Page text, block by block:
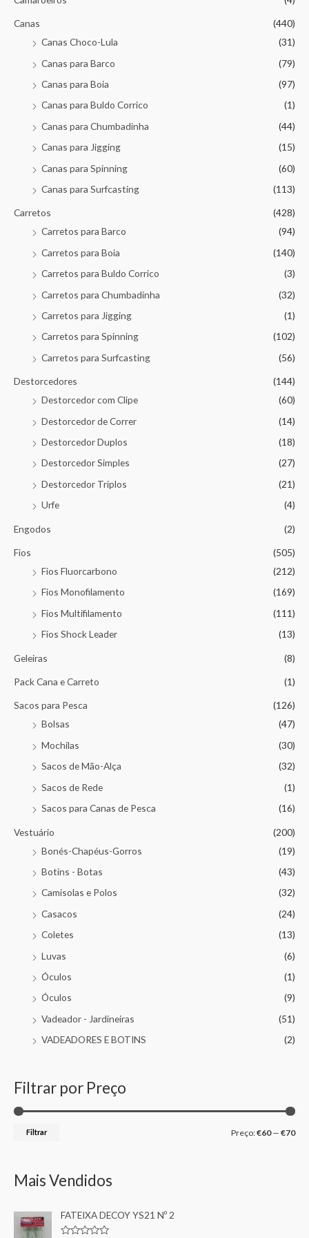
Canas
(440)
Canas Choco-Lula
(31)
Canas para Barco
(79)
Canas para Boia
(97)
Canas para Buldo Corrico
(1)
Canas para Chumbadinha
(44)
Canas para Jigging
(15)
Canas para Spinning
(60)
Canas para Surfcasting
(113)
Carretos
(428)
Carretos para Barco
(94)
Carretos para Boia
(140)
Carretos para Buldo Corrico
(3)
Carretos para Chumbadinha
(32)
Carretos para Jigging
(1)
Carretos para Spinning
(102)
Carretos para Surfcasting
(56)
Destorcedores
(144)
Destorcedor com Clipe
(60)
Destorcedor de Correr
(14)
Destorcedor Duplos
(18)
Destorcedor Simples
(27)
Destorcedor Triplos
(21)
Urfe
(4)
Engodos (2)
Fios
(505)
Fios Fluorcarbono
(212)
Fios Monofilamento
(169)
Fios Multifilamento
(111)
Fios Shock Leader
(13)
Geleiras (8)
Pack Cana e Carreto (1)
Sacos para Pesca
(126)
Bolsas
(47)
Mochilas
(30)
Sacos de Mão-Alça
(32)
Sacos de Rede
(1)
Sacos para Canas de Pesca
(16)
Vestuário
(200)
Bonés-Chapéus-Gorros
(19)
Botins - Botas
(43)
Camisolas e Polos
(32)
Casacos
(24)
Coletes
(13)
Luvas
(6)
Óculos
(1)
Óculos
(9)
Vadeador - Jardineiras
(51)
VADEADORES E BOTINS
(2)
Filtrar por Preço
Filtrar Preço:€60— €70
Mais Vendidos
FATEIXA DECOY YS21 Nº 2